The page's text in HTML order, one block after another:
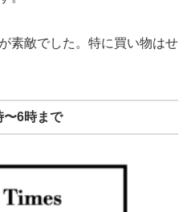
素敵でした。特に買い物はせ
6時まで